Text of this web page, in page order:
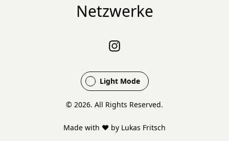
Netzwerke
Light Mode
© 2026. All Rights Reserved.
Made with ❤️ by Lukas Fritsch